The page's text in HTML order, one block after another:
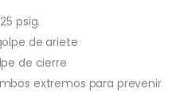
psig.
de ariete
de cierre
extremos para prevenir